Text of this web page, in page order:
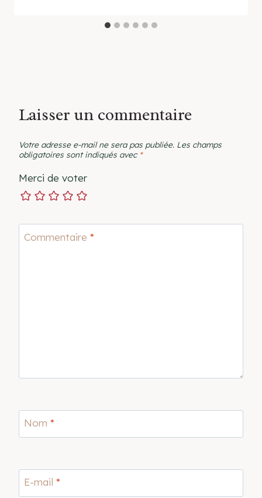
Laisser un commentaire
Votre adresse e-mail ne sera pas publiée. Les champs
obligatoires sont indiqués avec *
Merci de voter
Commentaire *
Nom *
E-mail *